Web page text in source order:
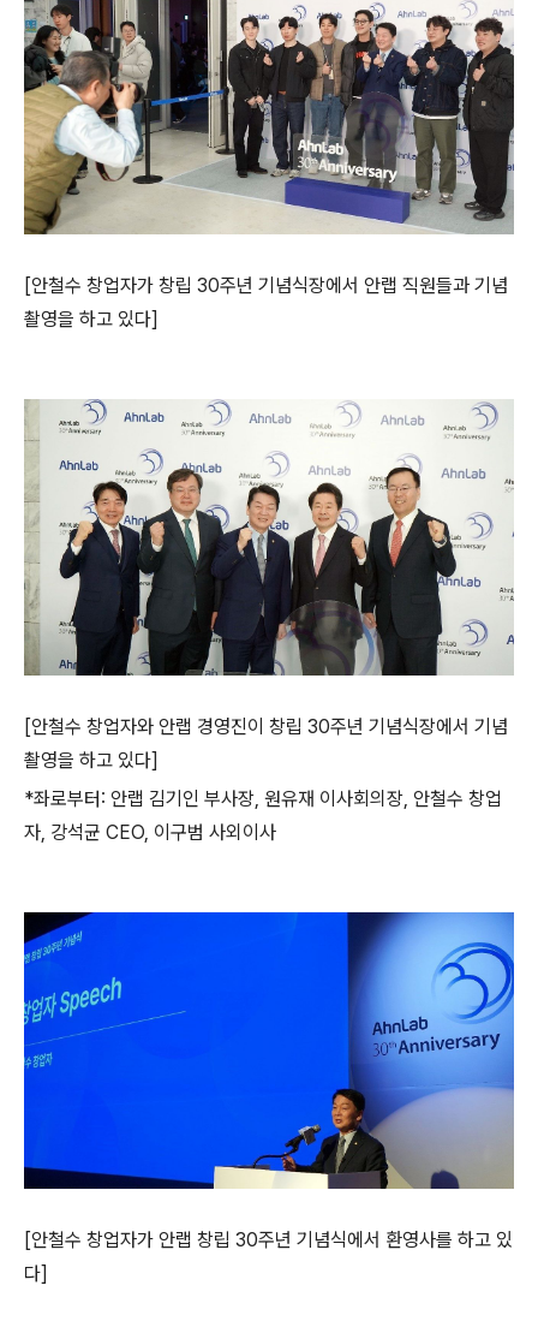
[안철수 창업자가 창립 30주년 기념식장에서 안랩 직원들과 기념
촬영을 하고 있다]
[안철수 창업자와 안랩 경영진이 창립 30주년 기념식장에서 기념
촬영을 하고 있다]
*좌로부터 : 안랩 김기인 부사장, 원유재 이사회의장, 안철수 창업
자, 강석균 CEO, 이구범 사외이사
[안철수 창업자가 안랩 창립 30주년 기념식에서 환영사를 하고 있
다]